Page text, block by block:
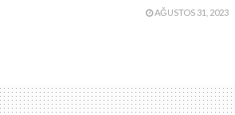
AĞUSTOS 31, 2023